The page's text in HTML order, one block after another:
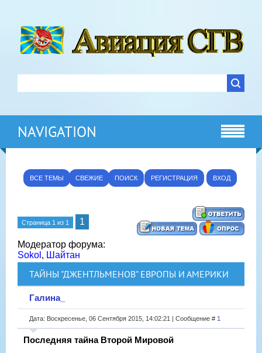
NAVIGATION
ВСЕ ТЕМЫ СВЕЖИЕ ПОИСК РЕГИСТРАЦИЯ ВХОД
Страница 1 из 1 1
Модератор форума:
Sokol , Шайтан
ТАЙНЫ "ДЖЕНТЛЬМЕНОВ" ЕВРОПЫ И АМЕРИКИ
Галина_
Дата: Воскресенье, 06 Сентября 2015, 14:02:21 | Сообщение # 1
Последняя тайна Второй Мировой